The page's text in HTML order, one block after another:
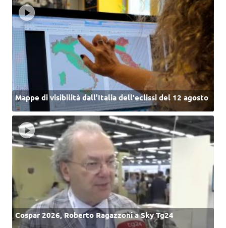
Mappe di visibilità dall’Italia dell'eclissi del 12 agosto
Cospar 2026, Roberto Ragazzoni a Sky Tg24